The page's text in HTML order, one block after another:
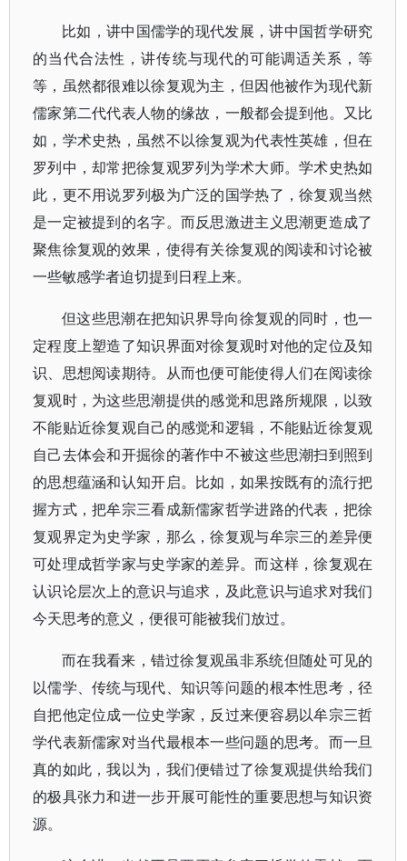
比如，讲中国儒学的现代发展，讲中国哲学研究
的当代合法性，讲传统与现代的可能调适关系，等
等，虽然都很难以徐复观为主，但因他被作为现代新
儒家第二代代表人物的缘故，一般都会提到他。又比
如，学术史热，虽然不以徐复观为代表性英雄，但在
罗列中，却常把徐复观罗列为学术大师。学术史热如
此，更不用说罗列极为广泛的国学热了，徐复观当然
是一定被提到的名字。而反思激进主义思潮更造成了
聚焦徐复观的效果，使得有关徐复观的阅读和讨论被
一些敏感学者迫切提到日程上来。
但这些思潮在把知识界导向徐复观的同时，也一
定程度上塑造了知识界面对徐复观时对他的定位及知
识、思想阅读期待。从而也便可能使得人们在阅读徐
复观时，为这些思潮提供的感觉和思路所规限，以致
不能贴近徐复观自己的感觉和逻辑，不能贴近徐复观
自己去体会和开掘徐的著作中不被这些思潮扫到照到
的思想蕴涵和认知开启。比如，如果按既有的流行把
握方式，把牟宗三看成新儒家哲学进路的代表，把徐
复观界定为史学家，那么，徐复观与牟宗三的差异便
可处理成哲学家与史学家的差异。而这样，徐复观在
认识论层次上的意识与追求，及此意识与追求对我们
今天思考的意义，便很可能被我们放过。
而在我看来，错过徐复观虽非系统但随处可见的
以儒学、传统与现代、知识等问题的根本性思考，径
自把他定位成一位史学家，反过来便容易以牟宗三哲
学代表新儒家对当代最根本一些问题的思考。而一旦
真的如此，我以为，我们便错过了徐复观提供给我们
的极具张力和进一步开展可能性的重要思想与知识资
源。